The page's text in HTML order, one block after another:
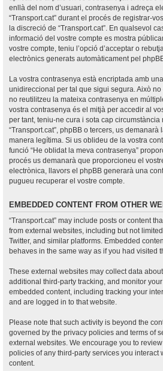
enllà del nom d’usuari, contrasenya i adreça
“Transport.cat” durant el procés de registrar-
la discreció de “Transport.cat”. En qualsevol
informació del vostre compte es mostra
vostre compte, teniu l’opció d’acceptar o
electrònics generats automàticament pel
La vostra contrasenya està encriptada amb
unidireccional per tal que sigui segura. Això
no reutilitzeu la mateixa contrasenya en
vostra contrasenya és el mitjà per accedir al
per tant, teniu-ne cura i sota cap circumstància
“Transport.cat”, phpBB o tercers, us demanarà
manera legítima. Si us oblideu de la vostra
funció “He oblidat la meva contrasenya”
procés us demanarà que proporcioneu el
electrònica, llavors el phpBB generarà una
pugueu recuperar el vostre compte.
EMBEDDED CONTENT FROM OTHER
“Transport.cat” may include posts or content
from external websites, including but not
Twitter, and similar platforms. Embedded
behaves in the same way as if you had visited
These external websites may collect data
additional third-party tracking, and monitor
embedded content, including tracking your
and are logged in to that website.
Please note that such activity is beyond the
governed by the privacy policies and terms of
external websites. We encourage you to
policies of any third-party services you interact
content.